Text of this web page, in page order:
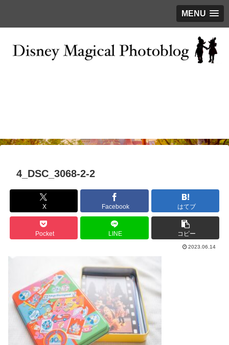
MENU
4_DSC_3068-2-2
X Facebook はてブ
Pocket LINE コピー
2023.06.14